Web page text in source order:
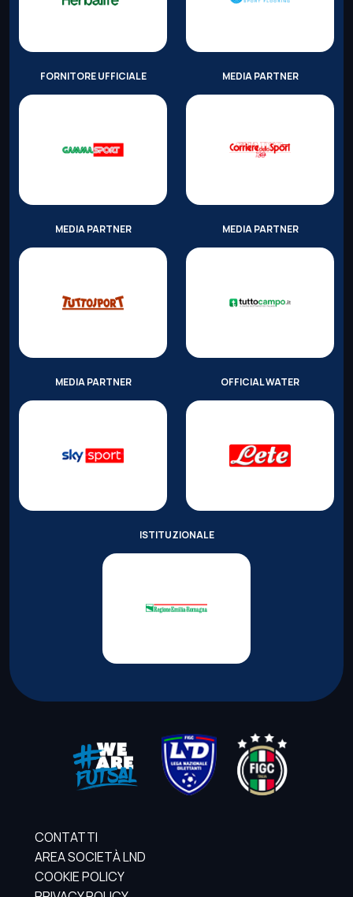
FORNITORE UFFICIALE MEDIA PARTNER
MEDIA PARTNER MEDIA PARTNER
MEDIA PARTNER OFFICIAL WATER
ISTITUZIONALE
CONTATTI
AREA SOCIETÀ LND
COOKIE POLICY